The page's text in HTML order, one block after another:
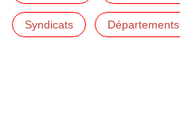
Syndicats Départements